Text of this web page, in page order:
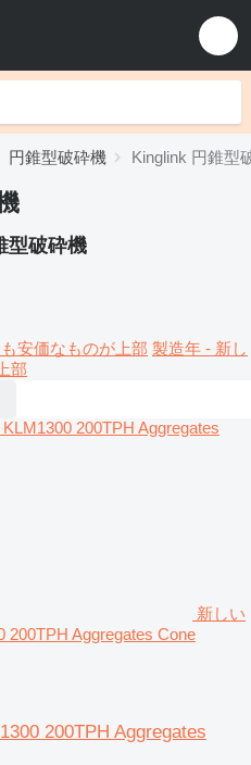
円錐型破砕機 Kinglink 円錐型
型破砕機
安価なものが上部 製造年 - 新し
部
新しい
200TPH Aggregates Cone
200TPH Aggregates